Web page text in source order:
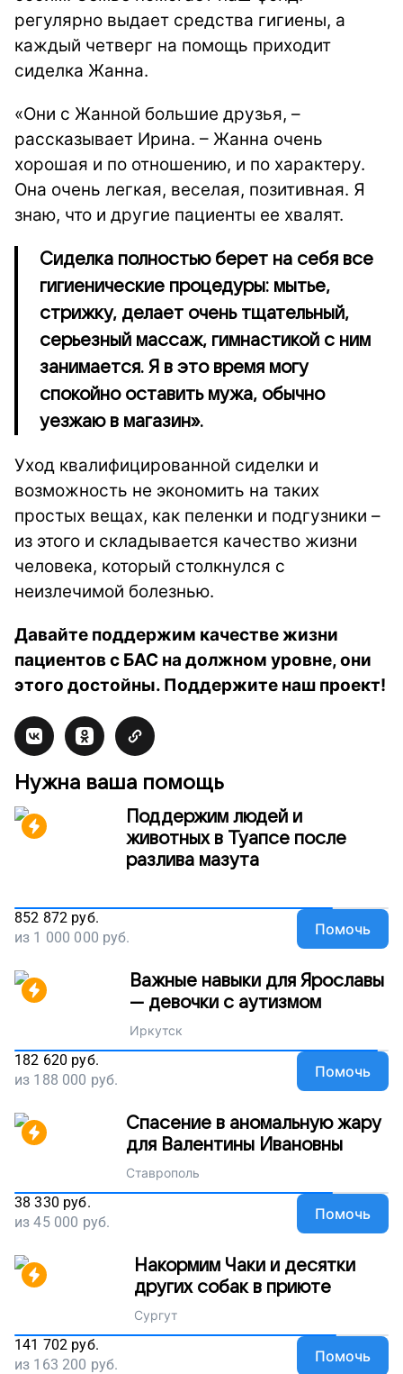
регулярно выдает средства гигиены, а
каждый четверг на помощь приходит
сиделка Жанна.
«Они с Жанной большие друзья, –
рассказывает Ирина. – Жанна очень
хорошая и по отношению, и по характеру.
Она очень легкая, веселая, позитивная. Я
знаю, что и другие пациенты ее хвалят.
Сиделка полностью берет на себя все
гигиенические процедуры: мытье,
стрижку, делает очень тщательный,
серьезный массаж, гимнастикой с ним
занимается. Я в это время могу
спокойно оставить мужа, обычно
уезжаю в магазин».
Уход квалифицированной сиделки и
возможность не экономить на таких
простых вещах, как пеленки и подгузники –
из этого и складывается качество жизни
человека, который столкнулся с
неизлечимой болезнью.
Давайте поддержим качестве жизни
пациентов с БАС на должном уровне, они
этого достойны. Поддержите наш проект!
Нужна ваша помощь
Поддержим людей и
животных в Туапсе после
разлива мазута
852 872 руб.
из 1 000 000 руб. Помочь
Важные навыки для Ярославы
— девочки с аутизмом
Иркутск
182 620 руб.
из 188 000 руб. Помочь
Спасение в аномальную жару
для Валентины Ивановны
Ставрополь
38 330 руб.
из45 000 руб. Помочь
Накормим Чаки и десятки
других собак в приюте
Сургут
141 702 руб.
из 163 200 руб. Помочь